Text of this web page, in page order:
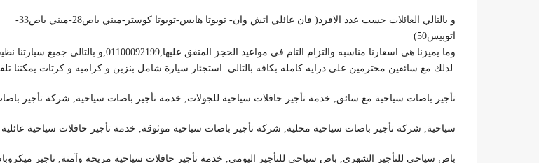
و بالتالي العائلات حسب عدد الافرد( فان عائلي اتش وان- تويوتا هايس-تويوتا كوستر-ميني باص28-ميني باص33-
اتوبيس50)
وما يميزنا هي اسعارنا مناسبه والتزام التام في مواعيد الحجز المتفق عليها,01100092199,و بالتالي جميع سيارتنا نظيفة جدا
لذلك مع سائقين محترمين علي درايه كامله بكافه بالتالي استجئار سيارة شامل بنزين و كراميه و كرتات يمكننا
تأجير باصات سياحية مع سائق, خدمة تأجير حافلات سياحية للجولات, خدمة تأجير باصات سياحية, شركة تأجير
سياحية, شركة تأجير باصات سياحية محلية, شركة تأجير باصات سياحية موثوقة, خدمة تأجير حافلات سياحية عائلية
باص سياحي للتأجير الشهري, باص سياحي للتأجير اليومي, خدمة تأجير حافلات سياحية مريحة وآمنة, تاجير